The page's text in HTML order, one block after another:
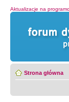
Aktualizacje na
Strona główna